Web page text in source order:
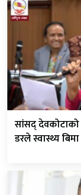
सांसद् देवकोटाको
डरले स्वास्थ्य